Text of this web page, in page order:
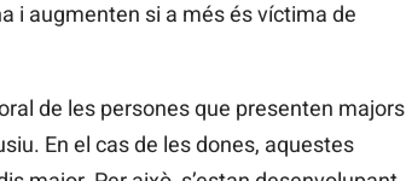
i augmenten si a més és víctima de
de les persones que presenten majors
En el cas de les dones, aquestes